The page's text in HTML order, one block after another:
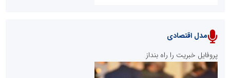
پایگاه خبری نهضت ملی مسکن
مدل اقتصادی
پروفایل خبریت را راه بنداز